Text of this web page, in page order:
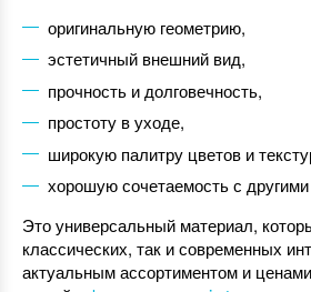
оригинальную геометрию,
эстетичный внешний вид,
прочность и долговечность,
простоту в уходе,
широкую палитру цветов и
хорошую сочетаемость с
Это универсальный материал,
классических, так и современных
актуальным ассортиментом и